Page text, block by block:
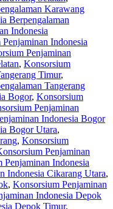
Karawang
Berpengalaman
Indonesia
Indonesia
Penjaminan
, Konsorsium
Timur,
Tangerang
Bogor, Konsorsium
Penjaminan
Indonesia Bogor
Bogor Utara,
, Konsorsium
Penjaminan
Penjaminan Indonesia
Indonesia Cikarang Utara,
, Konsorsium Penjaminan
Indonesia Depok
Depok Timur,